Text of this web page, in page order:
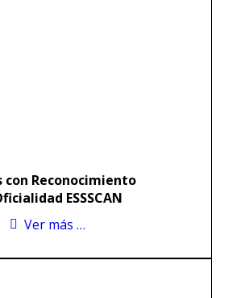
con Reconocimiento
ESSSCAN
Ver más …